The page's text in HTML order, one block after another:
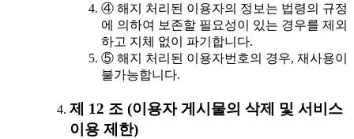
④ 해지 처리된 이용자의 정보는 법령의 규정
에 의하여 보존할 필요성이 있는 경우를 제외
하고 지체 없이 파기합니다.
⑤ 해지 처리된 이용자번호의 경우, 재사용이
불가능합니다.
제 12 조 (이용자 게시물의 삭제 및 서비스
이용 제한)